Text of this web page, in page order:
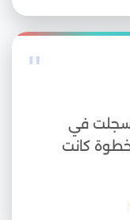
"
سجلت في
كانت